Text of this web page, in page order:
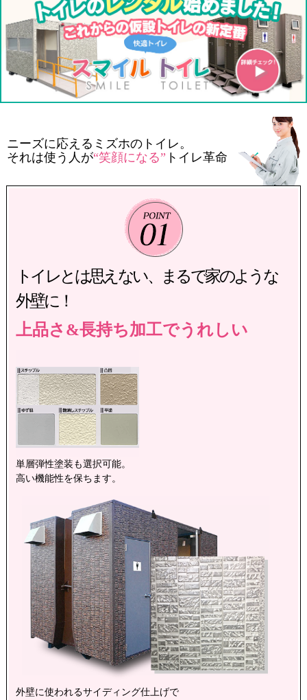
ニーズに応えるミズホのトイレ。
それは使う人が“笑顔になる” トイレ革命
トイレとは思えない、まるで家のような
外壁に！
上品さ&長持ち加工でうれしい
単層弾性塗装も選択可能。
高い機能性を保ちます。
外壁に使われるサイディング仕上げで